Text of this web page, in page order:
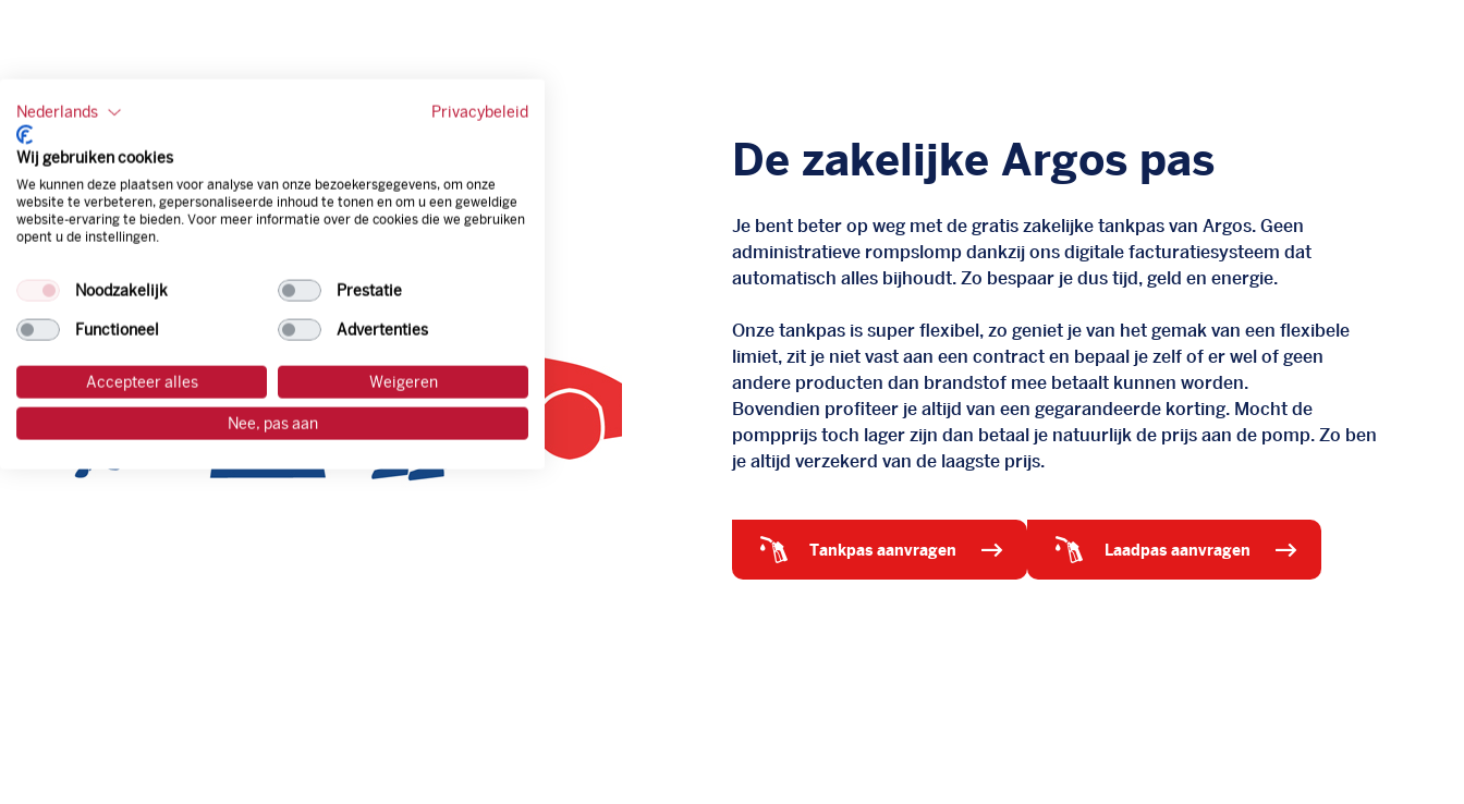
De zakelijke Argos pas
Je bent beter op weg met de gratis zakelijke tankpas van Argos. Geen
administratieve rompslomp dankzij ons digitale facturatiesysteem dat
automatisch alles bijhoudt. Zo bespaar je dus tijd, geld en energie.
Onze tankpas is super flexibel, zo geniet je van het gemak van een flexibele
limiet, zit je niet vast aan een contract en bepaal je zelf of er wel of geen
andere producten dan brandstof mee betaalt kunnen worden.
Bovendien profiteer je altijd van een gegarandeerde korting. Mocht de
pompprijs toch lager zijn dan betaal je natuurlijk de prijs aan de pomp. Zo ben
je altijd verzekerd van de laagste prijs.
tankpas aanvragen laadpas aanvragen
Nederlands Privacybeleid
Wij gebruiken cookies
We kunnen deze plaatsen voor analyse van onze bezoekersgegevens, om onze
website te verbeteren, gepersonaliseerde inhoud te tonen en om u een geweldige
website-ervaring te bieden. Voor meer informatie over de cookies die we gebruiken
opent u de instellingen.
Noodzakelijk Prestatie
Functioneel Advertenties
Accepteer alles Weigeren
Nee, pas aan